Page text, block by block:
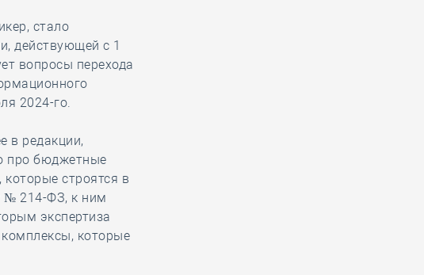
стало
действующей с 1
вопросы перехода
2024-го.
в редакции,
про бюджетные
строятся в
№ 214-ФЗ, к ним
экспертиза
которые